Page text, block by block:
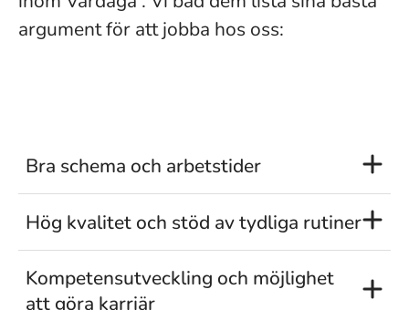
argument för att jobba hos oss:
Bra schema och arbetstider
Hög kvalitet och stöd av tydliga rutiner
Kompetensutveckling och möjlighet
att göra karriär